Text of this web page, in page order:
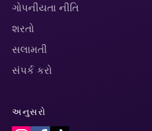
ગોપનીયતા નીતિ
શરતો
સલામતી
સંપર્ક કરો
અનુસરો